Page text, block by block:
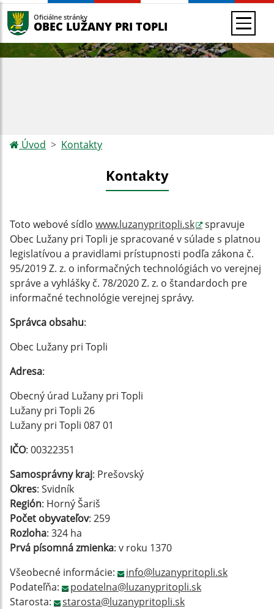
Oficiálne stránky
OBEC LUŽANY PRI TOPLI
Úvod Kontakty
Kontakty
Toto webové sídlo www.luzanypritopli.sk
spravuje
Obec Lužany pri Topli je spracované v súlade s platnou
legislatívou a pravidlami prístupnosti podľa zákona č.
95/2019 Z. z. o informačných technológiách vo verejnej
správe a vyhlášky č. 78/2020 Z. z. o štandardoch pre
informačné technológie verejnej správy.
Správca obsahu:
Obec Lužany pri Topli
Adresa:
Obecný úrad Lužany pri Topli
Lužany pri Topli 26
Lužany pri Topli 087 01
IČO: 00322351
Samosprávny kraj: Prešovský
Okres: Svidník
Región: Horný Šariš
Počet obyvateľov: 259
Rozloha: 324 ha
Prvá písomná zmienka: v roku 1370
Všeobecné informácie:
info@luzanypritopli.sk
Podateľňa:
podatelna@luzanypritopli.sk
Starosta:
starosta@luzanypritopli.sk